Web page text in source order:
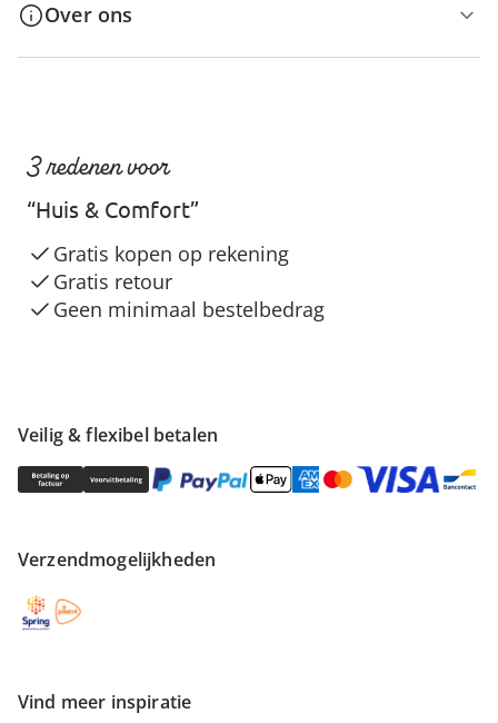
Over ons
Veilig & flexibel betalen
Verzendmogelijkheden
Vind meer inspiratie
3 redenen voor
“Huis & Comfort”
Gratis kopen op rekening
Gratis retour
Geen minimaal bestelbedrag